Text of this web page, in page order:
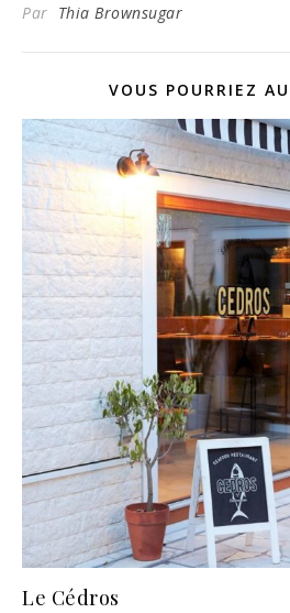
Par Thia Brownsugar
VOUS POURRIEZ
Le Cédros